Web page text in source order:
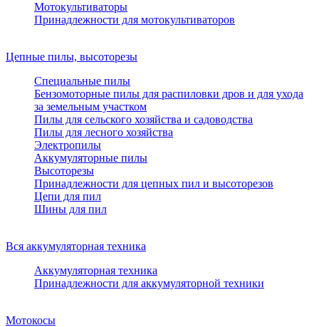
Мотокультиваторы
Принадлежности для мотокультиваторов
Цепные пилы, высоторезы
Специальные пилы
Бензомоторные пилы для распиловки дров и для ухода
за земельным участком
Пилы для сельского хозяйства и садоводства
Пилы для лесного хозяйства
Электропилы
Аккумуляторные пилы
Высоторезы
Принадлежности для цепных пил и высоторезов
Цепи для пил
Шины для пил
Вся аккумуляторная техника
Аккумуляторная техника
Принадлежности для аккумуляторной техники
Мотокосы